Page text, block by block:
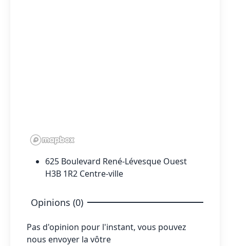
625 Boulevard René-Lévesque Ouest
H3B 1R2 Centre-ville
Opinions (0)
Pas d'opinion pour l'instant, vous pouvez
nous envoyer la vôtre